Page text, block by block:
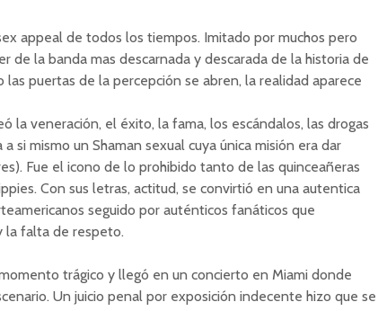
appeal de todos los tiempos. Imitado por muchos pero
de la banda mas descarnada y descarada de la historia de
las puertas de la percepción se abren, la realidad aparece
la veneración, el éxito, la fama, los escándalos, las drogas
si mismo un Shaman sexual cuya única misión era dar
Fue el icono de lo prohibido tanto de las quinceañeras
Con sus letras, actitud, se convirtió en una autentica
seguido por auténticos fanáticos que
la falta de respeto.
trágico y llegó en un concierto en Miami donde
Un juicio penal por exposición indecente hizo que se